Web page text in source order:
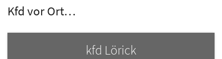
Kfd vor Ort…
kfd Lörick